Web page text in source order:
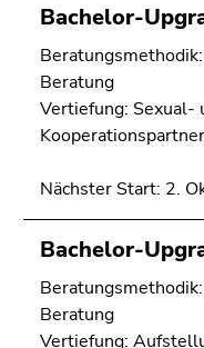
Bachelor-
Beratung
Vertiefung: Sexual-
Nächster Start: 2.
Bachelor-
Beratung
Vertiefung: